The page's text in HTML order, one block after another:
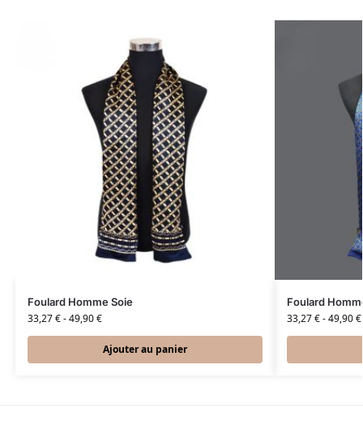
Foulard Homme Soie
33,27€-49,90€
Ajouter au panier
Foulard
33,27€-49,90€